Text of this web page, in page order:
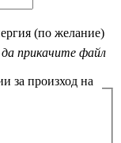
(по желание)
прикачите файл
за произход на